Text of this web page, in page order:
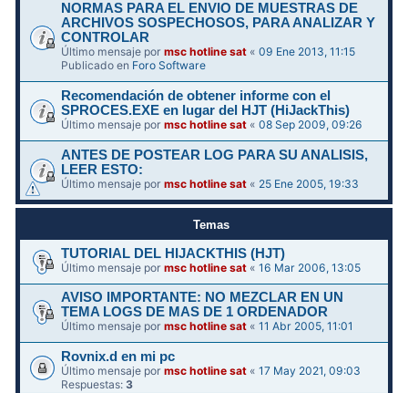
NORMAS PARA EL ENVIO DE MUESTRAS DE
ARCHIVOS SOSPECHOSOS, PARA ANALIZAR Y
CONTROLAR
Último mensaje pormsc hotline sat «09 Ene 2013, 11:15
Publicado en Foro Software
Recomendación de obtener informe con el
SPROCES.EXE en lugar del HJT (HiJackThis)
Último mensaje pormsc hotline sat «08 Sep 2009, 09:26
ANTES DE POSTEAR LOG PARA SU ANALISIS,
LEER ESTO:
Último mensaje pormsc hotline sat « 25 Ene 2005, 19:33
Temas
TUTORIAL DEL HIJACKTHIS (HJT)
Último mensaje pormsc hotline sat «16 Mar 2006, 13:05
AVISO IMPORTANTE: NO MEZCLAR EN UN
TEMA LOGS DE MAS DE 1 ORDENADOR
Último mensaje pormsc hotline sat «11 Abr 2005, 11:01
Rovnix.d en mi pc
Último mensaje pormsc hotline sat «17 May 2021, 09:03
Respuestas:3